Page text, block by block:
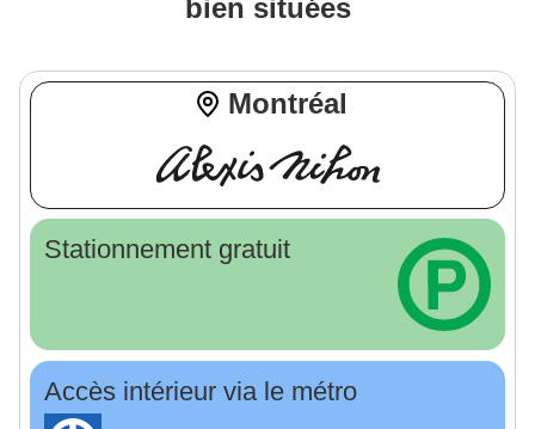
bien situées
Montréal
Stationnement gratuit
Accès intérieur via le métro